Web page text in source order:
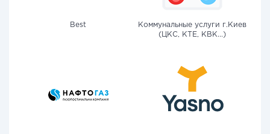
Best
Коммунальные услуги г.Киев
(ЦКС, КТЕ, КВК...)